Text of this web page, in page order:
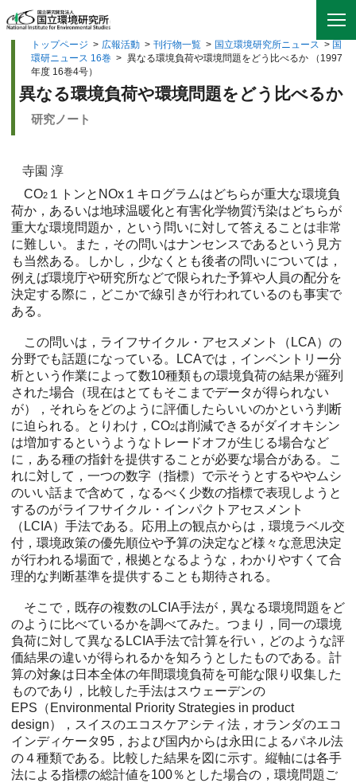
トップページ > 広報活動 > 刊行物一覧 > 国立環境研究所ニュース > 国
環研ニュース 16巻 > 異なる環境負荷や環境問題をどう比べるか （1997
年度 16巻4号）
異なる環境負荷や環境問題をどう比べるか
研究ノート
寺園 淳
CO2 １トンとNOx１キログラムはどちらが重大な環境負
荷か，あるいは地球温暖化と有害化学物質汚染はどちらが
重大な環境問題か，という問いに対して答えることは非常
に難しい。また，その問いはナンセンスであるという見方
も当然ある。しかし，少なくとも後者の問いについては，
例えば環境庁や研究所などで限られた予算や人員の配分を
決定する際に，どこかで線引きが行われているのも事実で
ある。
この問いは，ライフサイクル・アセスメント（LCA）の
分野でも話題になっている。LCAでは，インベントリー分
析という作業によって数10種類もの環境負荷の結果が羅列
された場合（現在はとてもそこまでデータが得られない
が），それらをどのように評価したらいいのかという判断
に迫られる。とりわけ，CO2は削減できるがダイオキシン
は増加するというようなトレードオフが生じる場合など
に，ある種の指針を提供することが必要な場合がある。こ
れに対して，一つの数字（指標）で示そうとするややムシ
のいい話まで含めて，なるべく少数の指標で表現しようと
するのがライフサイクル・インパクトアセスメント
（LCIA）手法である。応用上の観点からは，環境ラベル交
付，環境政策の優先順位や予算の決定など様々な意思決定
が行われる場面で，根拠となるような，わかりやすくて合
理的な判断基準を提供することも期待される。
そこで，既存の複数のLCIA手法が，異なる環境問題をど
のように比べているかを調べてみた。つまり，同一の環境
負荷に対して異なるLCIA手法で計算を行い，どのような評
価結果の違いが得られるかを知ろうとしたものである。計
算の対象は日本全体の年間環境負荷を可能な限り収集した
ものであり，比較した手法はスウェーデンの
EPS（Environmental Priority Strategies in product
design），スイスのエコスケアシティ法，オランダのエコ
インディケータ95，および国内からは永田によるパネル法
の４種類である。比較した結果を図に示す。縦軸には各手
法による指標の総計値を100％とした場合の，環境問題ご